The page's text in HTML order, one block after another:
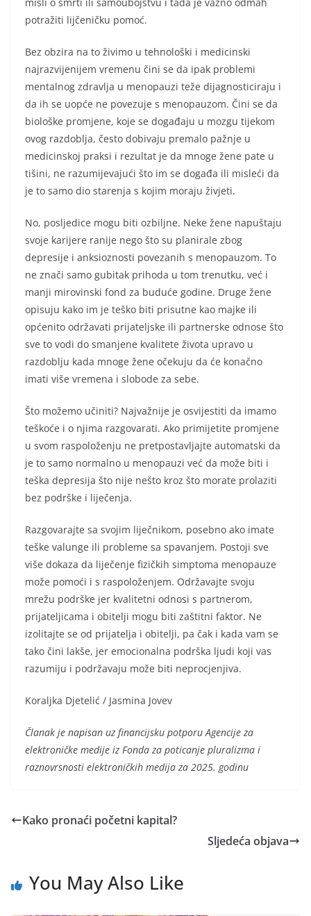
potražiti lijčeničku pomoć.
Bez obzira na to živimo u tehnološki i medicinski
najrazvijenijem vremenu čini se da ipak problemi
mentalnog zdravlja u menopauzi teže dijagnosticiraju i
da ih se uopće ne povezuje s menopauzom. Čini se da
biološke promjene, koje se događaju u mozgu tijekom
ovog razdoblja, često dobivaju premalo pažnje u
medicinskoj praksi i rezultat je da mnoge žene pate u
tišini, ne razumijevajući što im se događa ili misleći da
je to samo dio starenja s kojim moraju živjeti.
No, posljedice mogu biti ozbiljne. Neke žene napuštaju
svoje karijere ranije nego što su planirale zbog
depresije i anksioznosti povezanih s menopauzom. To
ne znači samo gubitak prihoda u tom trenutku, već i
manji mirovinski fond za buduće godine. Druge žene
opisuju kako im je teško biti prisutne kao majke ili
općenito održavati prijateljske ili partnerske odnose što
sve to vodi do smanjene kvalitete života upravo u
razdoblju kada mnoge žene očekuju da će konačno
imati više vremena i slobode za sebe.
Što možemo učiniti? Najvažnije je osvijestiti da imamo
teškoće i o njima razgovarati. Ako primijetite promjene
u svom raspoloženju ne pretpostavljajte automatski da
je to samo normalno u menopauzi već da može biti i
teška depresija što nije nešto kroz što morate prolaziti
bez podrške i liječenja.
Razgovarajte sa svojim liječnikom, posebno ako imate
teške valunge ili probleme sa spavanjem. Postoji sve
više dokaza da liječenje fizičkih simptoma menopauze
može pomoći i s raspoloženjem. Održavajte svoju
mrežu podrške jer kvalitetni odnosi s partnerom,
prijateljicama i obitelji mogu biti zaštitni faktor. Ne
izolitajte se od prijatelja i obitelji, pa čak i kada vam se
tako čini lakše, jer emocionalna podrška ljudi koji vas
razumiju i podržavaju može biti neprocjenjiva.
Koraljka Djetelić / Jasmina Jovev
Članak je napisan uz financijsku potporu Agencije za
elektroničke medije iz Fonda za poticanje pluralizma i
raznovrsnosti elektroničkih medija za 2025. godinu
Kako pronaći početni kapital?
Sljedeća objava
You May Also Like